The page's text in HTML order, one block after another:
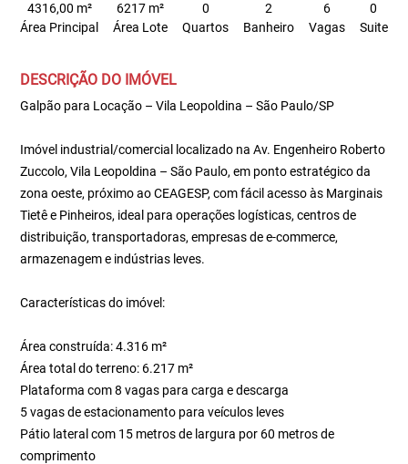
4316,00 m²
Área Principal
6217 m²
Área Lote
0
Quartos
2
Banheiro
6
Vagas
0
Suite
DESCRIÇÃO DO IMÓVEL
Galpão para Locação – Vila Leopoldina – São Paulo/SP
Imóvel industrial/comercial localizado na Av. Engenheiro Roberto
Zuccolo, Vila Leopoldina – São Paulo, em ponto estratégico da
zona oeste, próximo ao CEAGESP, com fácil acesso às Marginais
Tietê e Pinheiros, ideal para operações logísticas, centros de
distribuição, transportadoras, empresas de e-commerce,
armazenagem e indústrias leves.
Características do imóvel:
Área construída: 4.316 m²
Área total do terreno: 6.217 m²
Plataforma com 8 vagas para carga e descarga
5 vagas de estacionamento para veículos leves
Pátio lateral com 15 metros de largura por 60 metros de
comprimento